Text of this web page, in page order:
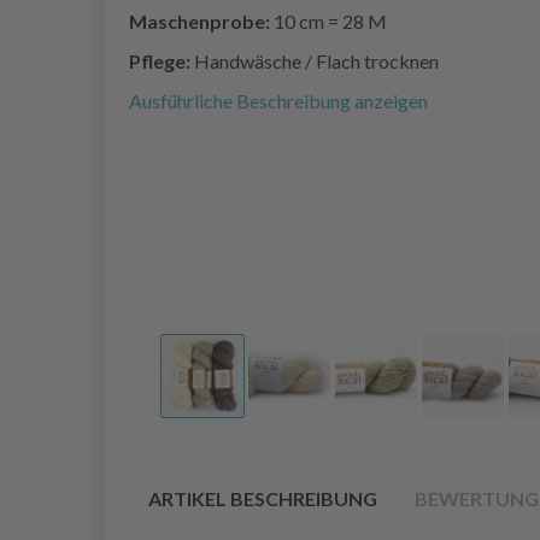
Maschenprobe: 10 cm = 28 M
Pflege: Handwäsche / Flach trocknen
Ausführliche Beschreibung anzeigen
ARTIKEL BESCHREIBUNG